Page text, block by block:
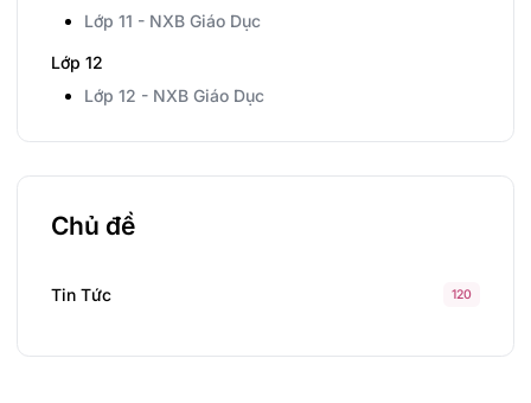
Lớp 11 - NXB Giáo Dục
Lớp 12
Lớp 12 - NXB Giáo Dục
Chủ đề
Tin Tức 120